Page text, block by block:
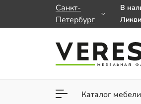
Санкт-
Петербург
В
Каталог мебели